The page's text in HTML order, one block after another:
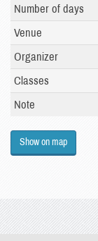
Number of days
Venue
Organizer
Classes
Note
Show on map